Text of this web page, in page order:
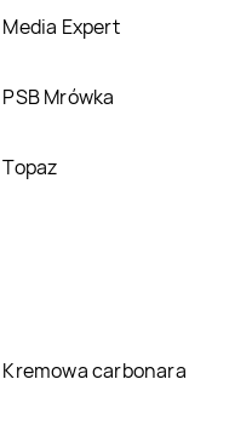
Media Expert
PSB Mrówka
Topaz
Kremowa carbonara